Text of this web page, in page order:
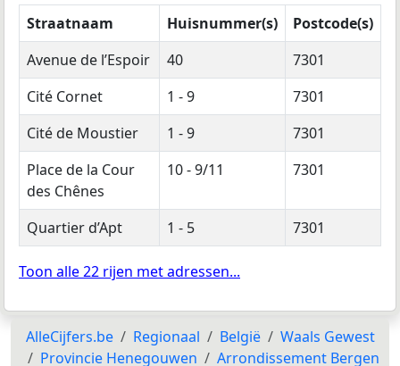
Straatnaam Huisnummer(s)
Postcode(s)
Avenue de l’Espoir
40
7301
Cité Cornet
1 - 9
7301
Cité de Moustier
1 - 9
7301
Place de la Cour
des Chênes
10 - 9/11 7301
Quartier d’Apt 1 - 5 7301
Toon alle 22 rijen met adressen...
AlleCijfers.be Regionaal België
Waals Gewest
Provincie Henegouwen
Arrondissement Bergen